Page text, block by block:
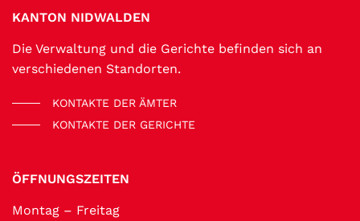
KANTON NIDWALDEN
Die Verwaltung und die Gerichte befinden sich an
verschiedenen Standorten.
KONTAKTE DER ÄMTER
KONTAKTE DER GERICHTE
ÖFFNUNGSZEITEN
Montag – Freitag